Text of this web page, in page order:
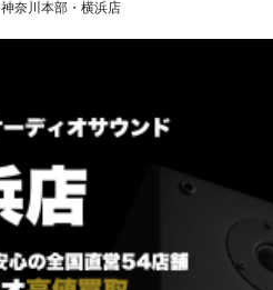
神奈川本部・横浜店